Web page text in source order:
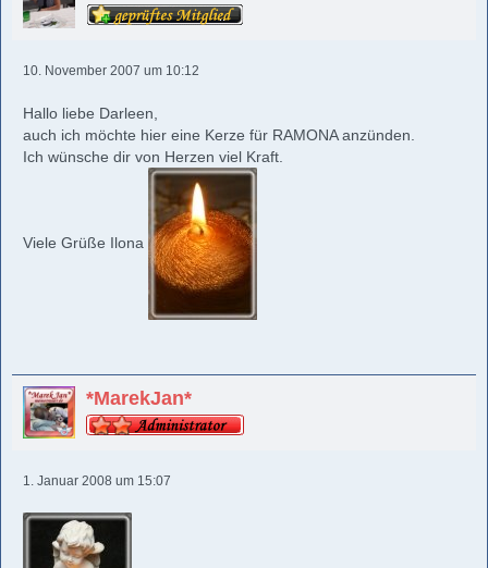
10. November 2007 um 10:12
Hallo liebe Darleen,
auch ich möchte hier eine Kerze für RAMONA anzünden.
Ich wünsche dir von Herzen viel Kraft.
Viele Grüße Ilona
*MarekJan*
1. Januar 2008 um 15:07